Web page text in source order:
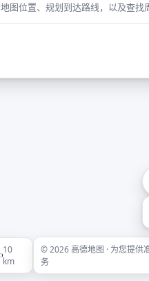
图位置、规划到达路线，以及查找
10
km
© 2026 高德地图 · 为您提供
务